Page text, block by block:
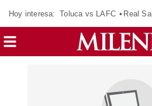
Hoy interesa: Toluca vs LAFC Real